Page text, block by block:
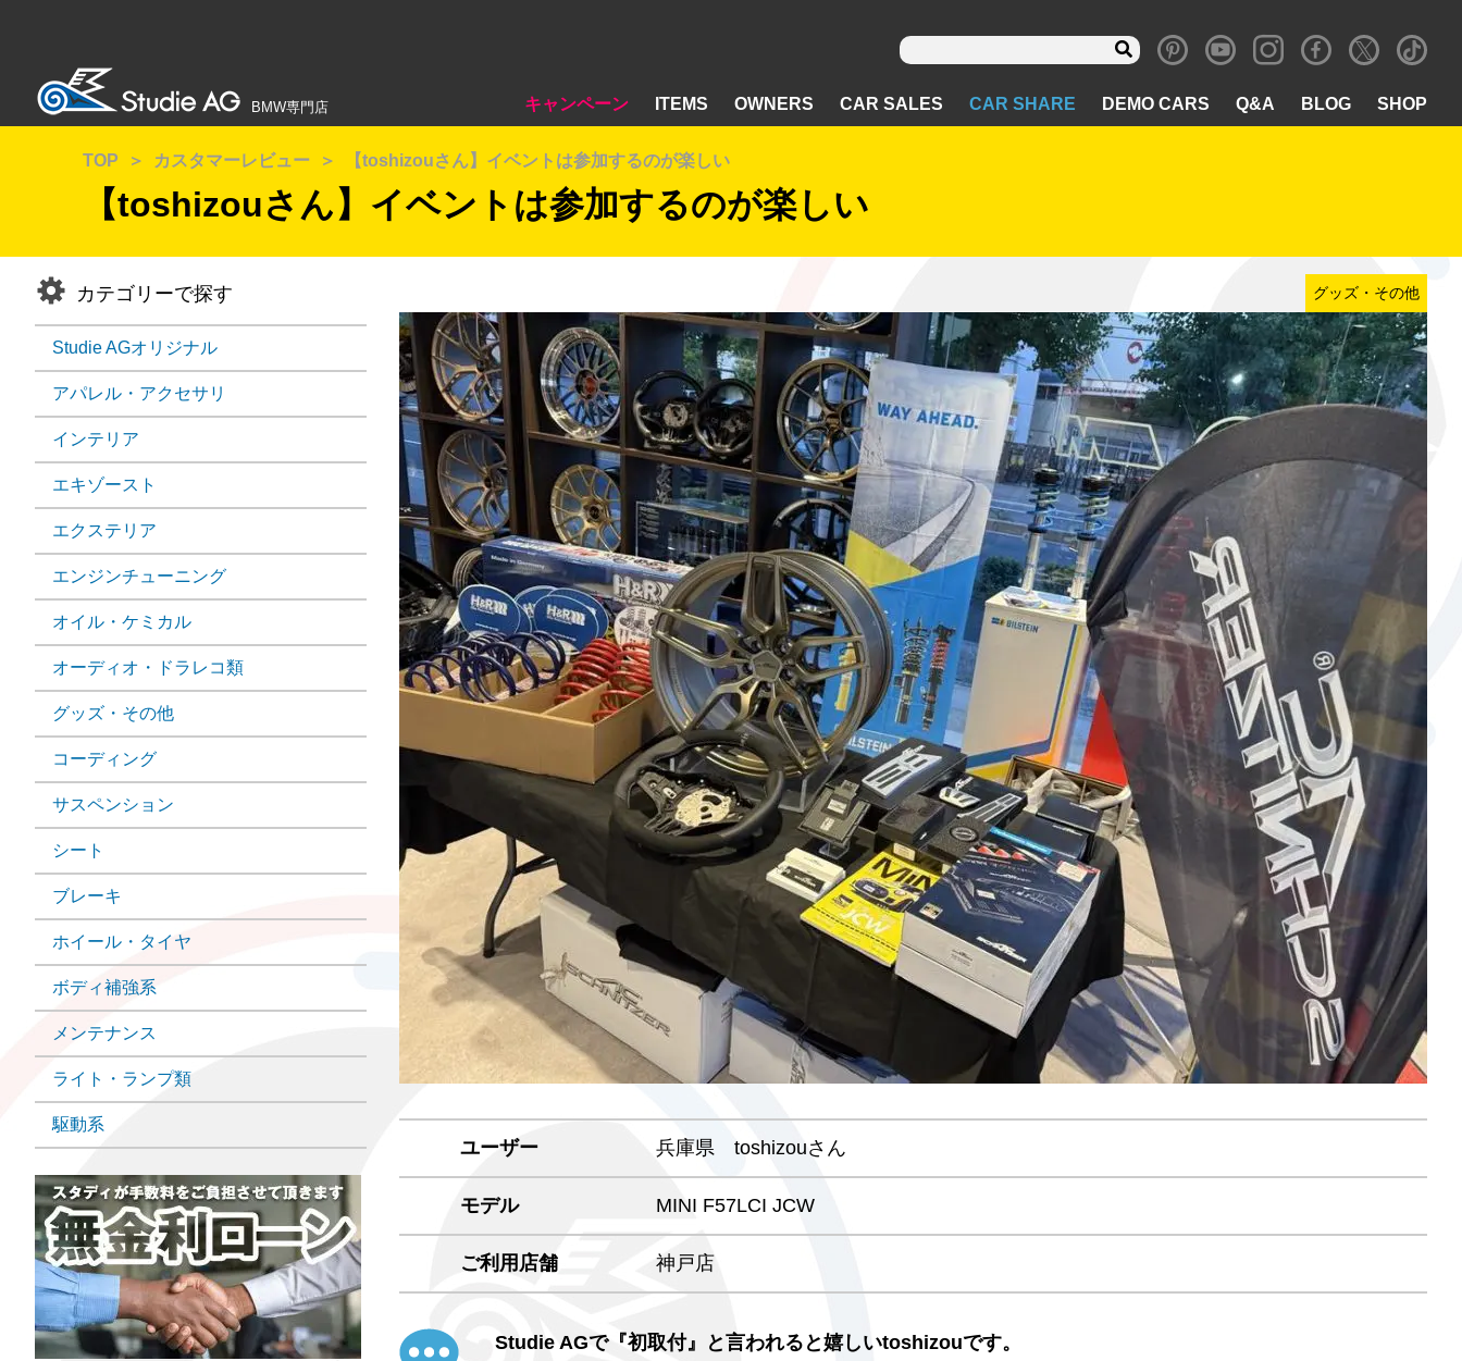
BMW専門店 キャンペーン ITEMS OWNERS CAR SALES CAR SHARE DEMO CARS Q&A BLOG SHOP
TOP カスタマーレビュー 【toshizouさん】イベントは参加するのが楽しい
【toshizouさん】イベントは参加するのが楽しい
カテゴリーで探す
Studie AGオリジナル
アパレル・アクセサリ
インテリア
エキゾースト
エクステリア
エンジンチューニング
オイル・ケミカル
オーディオ・ドラレコ類
グッズ・その他
コーディング
サスペンション
シート
ブレーキ
ホイール・タイヤ
ボディ補強系
メンテナンス
ライト・ランプ類
駆動系
グッズ・その他
ユーザー 兵庫県 toshizouさん
モデル MINI F57LCI JCW
ご利用店舗 神戸店
Studie AGで『初取付』と言われると嬉しいtoshizouです。